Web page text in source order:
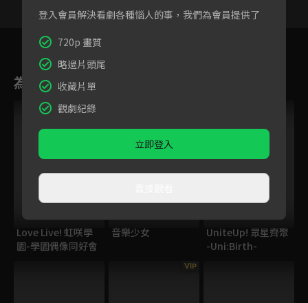
為您推薦
Love Live! 虹咲學
園-學園偶像同好會
音樂少女
UniteUp! 眾星齊聚
-Uni:Birth-
VIP
登入會員解決看劇各種惱人的事，我們為會員提供了
720p 畫質
略過片頭尾
收藏片單
觀劇紀錄
立即登入